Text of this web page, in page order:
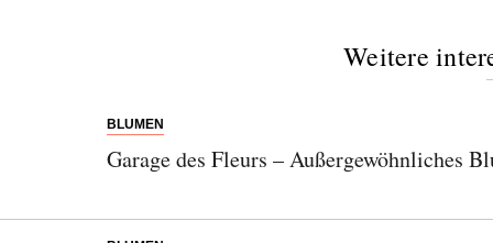
Weitere
BLUMEN
Garage des Fleurs – Außergewöhnliches